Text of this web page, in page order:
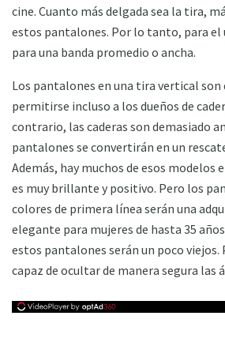
cine. Cuanto más delgada sea la tira,
estos pantalones. Por lo tanto, para el
para una banda promedio o ancha.
Los pantalones en una tira vertical son
permitirse incluso a los dueños de
contrario, las caderas son demasiado
pantalones se convertirán en un
Además, hay muchos de esos modelos
es muy brillante y positivo. Pero los
colores de primera línea serán una
elegante para mujeres de hasta 35
estos pantalones serán un poco viejos.
capaz de ocultar de manera segura las